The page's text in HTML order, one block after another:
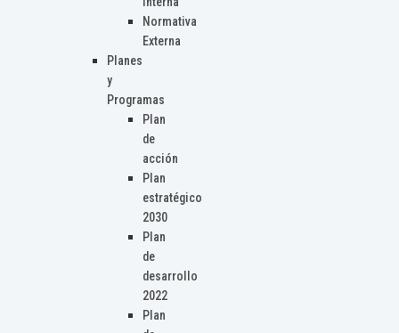
Normativa
Externa
Planes
y
Programas
Plan
de
acción
Plan
estratégico
2030
Plan
de
desarrollo
2022
Plan